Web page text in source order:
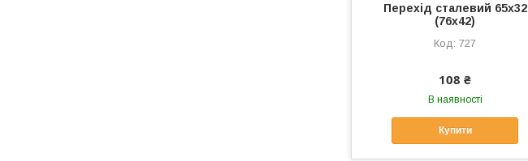
Перехід сталевий 65х32
(76х42)
727
108 ₴
В наявності
Купити